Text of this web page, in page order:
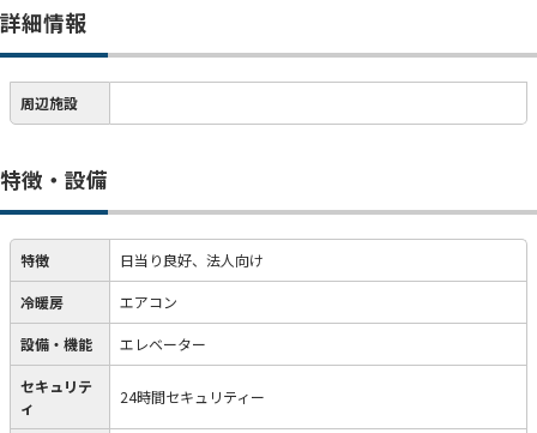
詳細情報
周辺施設
特徴・設備
特徴 日当り良好、法人向け
冷暖房 エアコン
設備・機能 エレベーター
セキュリテ
ィ
24時間セキュリティー